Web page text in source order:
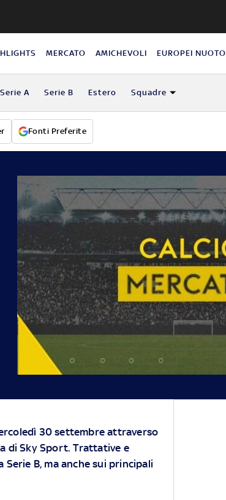
MERCATO AMICHEVOLI EUROPEI NUOTO
Serie A Serie B Estero Squadre
Fonti Preferite
30 settembre attraverso
di Sky Sport. Trattative e
B, ma anche sui principali